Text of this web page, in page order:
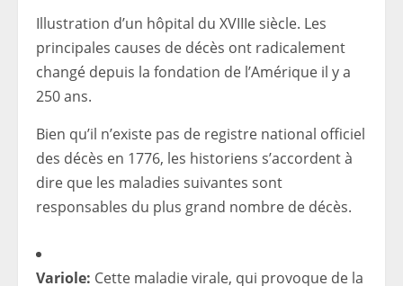
Illustration d’un hôpital du XVIIIe siècle. Les
principales causes de décès ont radicalement
changé depuis la fondation de l’Amérique il y a
250 ans.
Bien qu’il n’existe pas de registre national officiel
des décès en 1776, les historiens s’accordent à
dire que les maladies suivantes sont
responsables du plus grand nombre de décès.
Variole: Cette maladie virale, qui provoque de la